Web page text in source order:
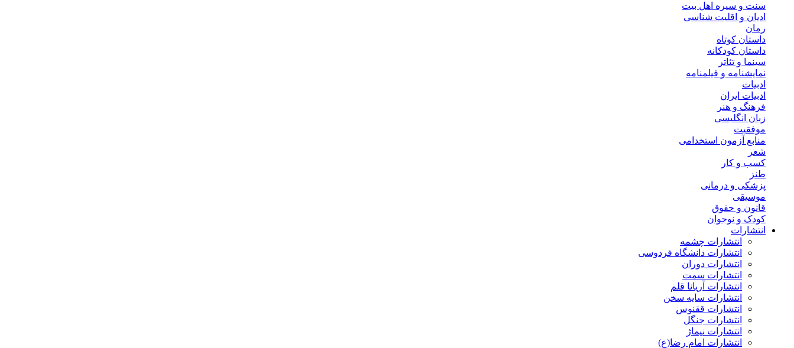
سنت و سیره اهل بیت
ادیان و اقلیت شناسی
رمان
داستان کوتاه
داستان کودکانه
سینما و تئاتر
نمایشنامه و فیلمنامه
ادبیات
ادبیات ایران
فرهنگ و هنر
زبان انگلیسی
موفقیت
منابع آزمون استخدامی
شعر
کسب و کار
طنز
پزشکی و درمانی
موسیقی
قانون و حقوق
کودک و نوجوان
انتشارات
انتشارات چشمه
انتشارات دانشگاه فردوسی
انتشارات دوران
انتشارات سمت
انتشارات آریانا قلم
انتشارات سایه سخن
انتشارات ققنوس
انتشارات جنگل
انتشارات نیماژ
انتشارات امام رضا(ع)